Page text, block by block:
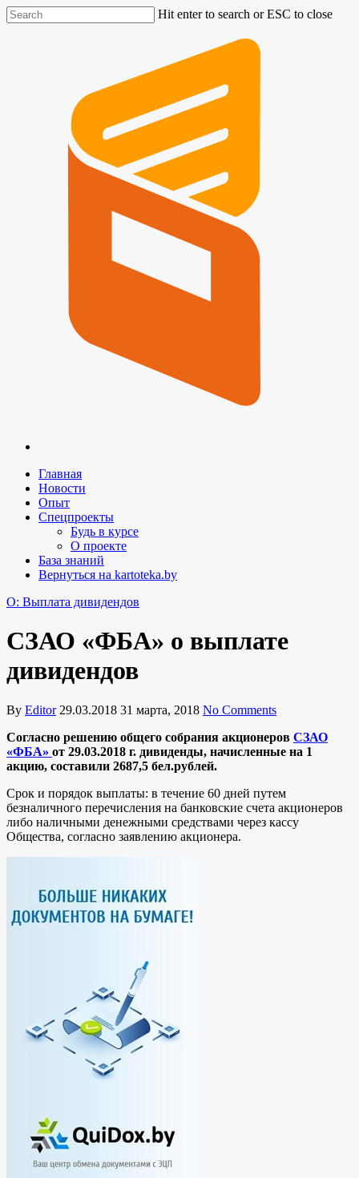
Hit enter to search or ESC to close
Главная
Новости
Опыт
Спецпроекты
Будь в курсе
О проекте
База знаний
Вернуться на kartoteka.by
O: Выплата дивидендов
СЗАО «ФБА» о выплате
дивидендов
By Editor 29.03.2018 31 марта, 2018 No Comments
Согласно решению общего собрания акционеров СЗАО
«ФБА» от 29.03.2018 г. дивиденды, начисленные на 1
акцию, составили 2687,5 бел.рублей.
Срок и порядок выплаты: в течение 60 дней путем
безналичного перечисления на банковские счета акционеров
либо наличными денежными средствами через кассу
Общества, согласно заявлению акционера.